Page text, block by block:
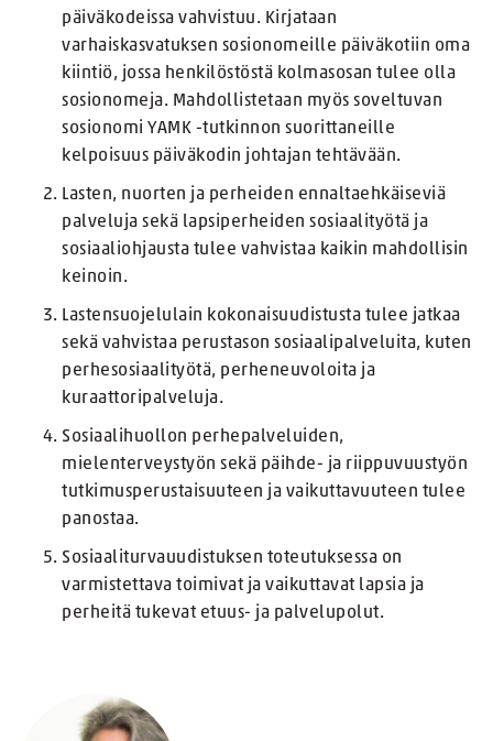
päiväkodeissa vahvistuu. Kirjataan
varhaiskasvatuksen sosionomeille päiväkotiin oma
kiintiö, jossa henkilöstöstä kolmasosan tulee olla
sosionomeja. Mahdollistetaan myös soveltuvan
sosionomi YAMK -tutkinnon suorittaneille
kelpoisuus päiväkodin johtajan tehtävään.
Lasten, nuorten ja perheiden ennaltaehkäiseviä
palveluja sekä lapsiperheiden sosiaalityötä ja
sosiaaliohjausta tulee vahvistaa kaikin mahdollisin
keinoin.
Lastensuojelulain kokonaisuudistusta tulee jatkaa
sekä vahvistaa perustason sosiaalipalveluita, kuten
perhesosiaalityötä, perheneuvoloita ja
kuraattoripalveluja.
Sosiaalihuollon perhepalveluiden,
mielenterveystyön sekä päihde- ja riippuvuustyön
tutkimusperustaisuuteen ja vaikuttavuuteen tulee
panostaa.
Sosiaaliturvauudistuksen toteutuksessa on
varmistettava toimivat ja vaikuttavat lapsia ja
perheitä tukevat etuus- ja palvelupolut.